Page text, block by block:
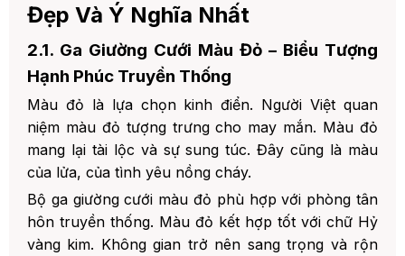
Đẹp Và Ý Nghĩa Nhất
2.1. Ga Giường Cưới Màu Đỏ – Biểu Tượng
Hạnh Phúc Truyền Thống
Màu đỏ là lựa chọn kinh điển. Người Việt quan
niệm màu đỏ tượng trưng cho may mắn. Màu đỏ
mang lại tài lộc và sự sung túc. Đây cũng là màu
của lửa, của tình yêu nồng cháy.
Bộ ga giường cưới màu đỏ phù hợp với phòng tân
hôn truyền thống. Màu đỏ kết hợp tốt với chữ Hỷ
vàng kim. Không gian trở nên sang trọng và rộn